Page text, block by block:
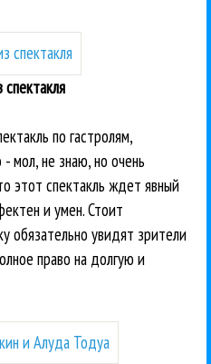
спектакля
по гастролям,
мол, не знаю, но очень
этот спектакль ждет явный
и умен. Стоит
обязательно увидят зрители
право на долгую и